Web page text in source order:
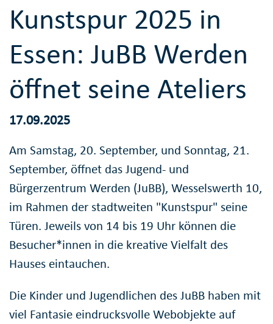
Kunstspur 2025 in
Essen: JuBB Werden
öffnet seine Ateliers
17.09.2025
Am Samstag, 20. September, und Sonntag, 21.
September, öffnet das Jugend- und
Bürgerzentrum Werden (JuBB), Wesselswerth 10,
im Rahmen der stadtweiten "Kunstspur" seine
Türen. Jeweils von 14 bis 19 Uhr können die
Besucher*innen in die kreative Vielfalt des
Hauses eintauchen.
Die Kinder und Jugendlichen des JuBB haben mit
viel Fantasie eindrucksvolle Webobjekte auf